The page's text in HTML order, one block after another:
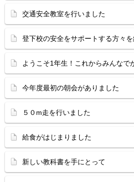
交通安全教室を行いました
登下校の安全をサポートする方々
ようこそ1年生！これからみんなで
今年度最初の朝会がありました
５０m走を行いました
給食がはじまりました
新しい教科書を手にとって